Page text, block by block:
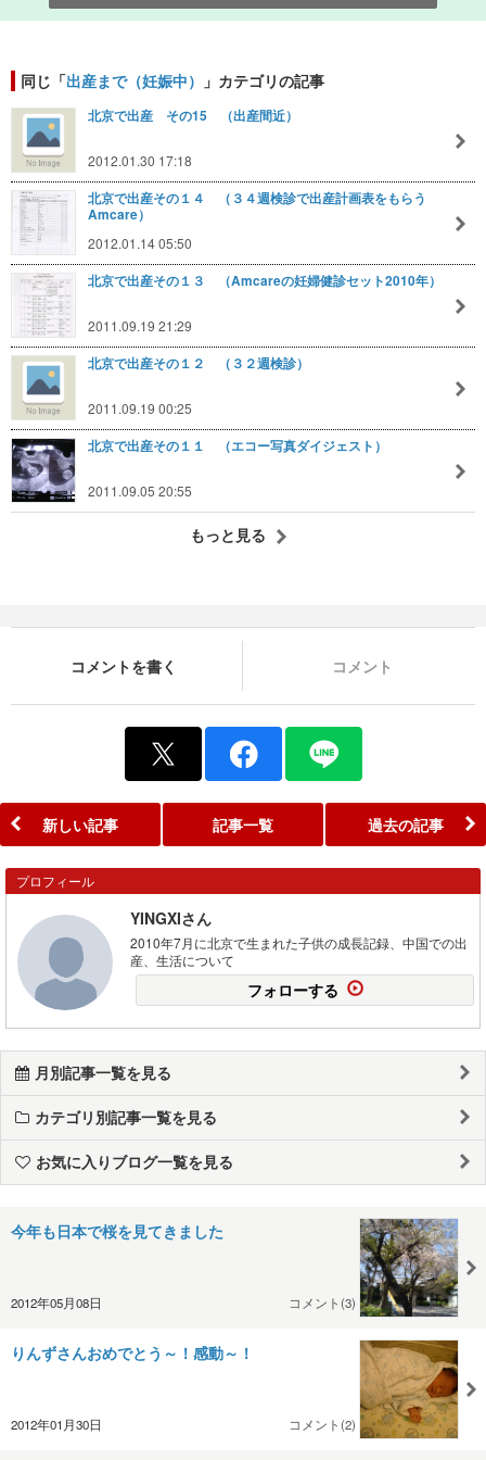
同じ「出産まで（妊娠中） 」カテゴリの記事
北京で出産 その15 （出産間近）
2012.01.30 17:18
北京で出産その１４ （３４週検診で出産計画表をもらう
Amcare）
2012.01.14 05:50
北京で出産その１３ （Amcareの妊婦健診セット2010年）
2011.09.19 21:29
北京で出産その１２ （３２週検診）
2011.09.19 00:25
北京で出産その１１ （エコー写真ダイジェスト）
2011.09.05 20:55
もっと見る
コメントを書く コメント
新しい記事 記事一覧 過去の記事
プロフィール
YINGXIさん
2010年7月に北京で生まれた子供の成長記録、中国での出
産、生活について
フォローする
月別記事一覧を見る
カテゴリ別記事一覧を見る
お気に入りブログ一覧を見る
今年も日本で桜を見てきました
2012年05月08日 コメント(3)
りんずさんおめでとう～！感動～！
2012年01月30日 コメント(2)